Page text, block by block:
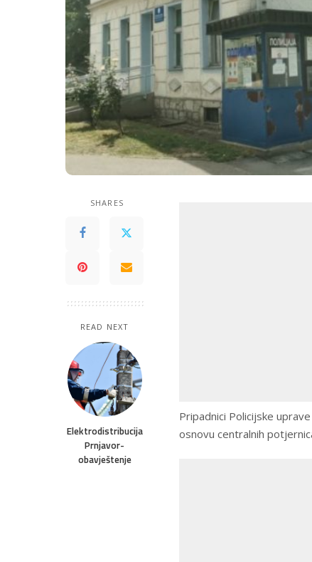
SHARES
READ NEXT
Elektrodistribucija
Prnjavor-
obavještenje
Pripadnici Policijske
osnovu centralnih